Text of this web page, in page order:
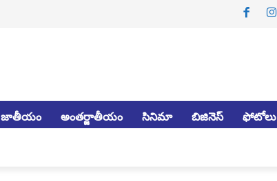
జాతీయం అంతర్జాతీయం సినిమా బిజినెస్ ఫోటోలు